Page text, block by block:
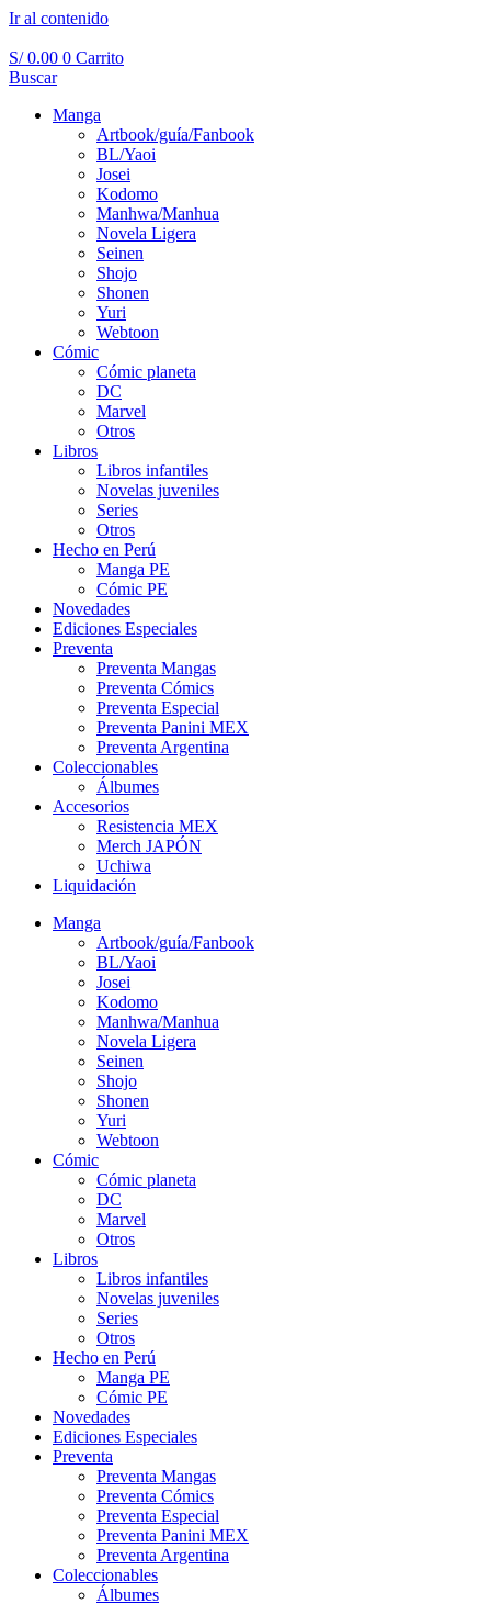
Ir al contenido
S/0.00 0 Carrito
Buscar
Manga
Artbook/guía/Fanbook
BL/Yaoi
Josei
Kodomo
Manhwa/Manhua
Novela Ligera
Seinen
Shojo
Shonen
Yuri
Webtoon
Cómic
Cómic planeta
DC
Marvel
Otros
Libros
Libros infantiles
Novelas juveniles
Series
Otros
Hecho en Perú
Manga PE
Cómic PE
Novedades
Ediciones Especiales
Preventa
Preventa Mangas
Preventa Cómics
Preventa Especial
Preventa Panini MEX
Preventa Argentina
Coleccionables
Álbumes
Accesorios
Resistencia MEX
Merch JAPÓN
Uchiwa
Liquidación
Manga
Artbook/guía/Fanbook
BL/Yaoi
Josei
Kodomo
Manhwa/Manhua
Novela Ligera
Seinen
Shojo
Shonen
Yuri
Webtoon
Cómic
Cómic planeta
DC
Marvel
Otros
Libros
Libros infantiles
Novelas juveniles
Series
Otros
Hecho en Perú
Manga PE
Cómic PE
Novedades
Ediciones Especiales
Preventa
Preventa Mangas
Preventa Cómics
Preventa Especial
Preventa Panini MEX
Preventa Argentina
Coleccionables
Álbumes